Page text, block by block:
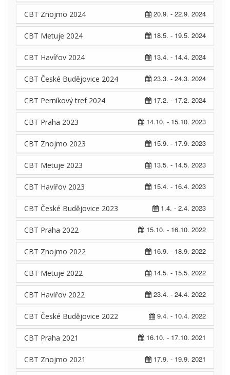
20.9. - 22.9. 2024
CBT Znojmo 2024
18.5. - 19.5. 2024
CBT Metuje 2024
13.4. - 14.4. 2024
CBT Havířov 2024
23.3. - 24.3. 2024
CBT České Budějovice 2024
17.2. - 17.2. 2024
CBT Perníkový tref 2024
14.10. - 15.10. 2023
CBT Praha 2023
15.9. - 17.9. 2023
CBT Znojmo 2023
13.5. - 14.5. 2023
CBT Metuje 2023
15.4. - 16.4. 2023
CBT Havířov 2023
1.4. - 2.4. 2023
CBT České Budějovice 2023
15.10. - 16.10. 2022
CBT Praha 2022
16.9. - 18.9. 2022
CBT Znojmo 2022
14.5. - 15.5. 2022
CBT Metuje 2022
23.4. - 24.4. 2022
CBT Havířov 2022
9.4. - 10.4. 2022
CBT České Budějovice 2022
16.10. - 17.10. 2021
CBT Praha 2021
17.9. - 19.9. 2021
CBT Znojmo 2021